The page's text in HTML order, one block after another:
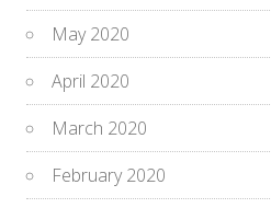
May 2020
April 2020
March 2020
February 2020